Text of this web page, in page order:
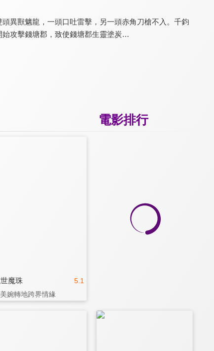
異獸魑龍，一頭口吐雷擊，另一頭赤角刀槍不入。千鈞
攻擊錢塘郡，致使錢塘郡生靈塗炭…
電影排行
5.1
魔珠
婉轉地跨界情緣